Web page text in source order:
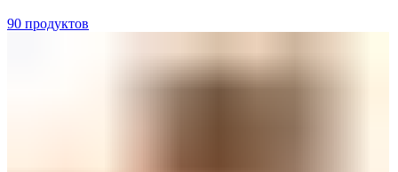
90 продуктов